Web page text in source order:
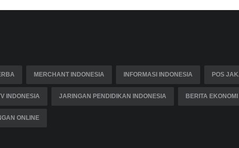
MERCHANT INDONESIA INFORMASI INDONESIA POS
INDONESIA JARINGAN PENDIDIKAN INDONESIA BERITA
ONLINE